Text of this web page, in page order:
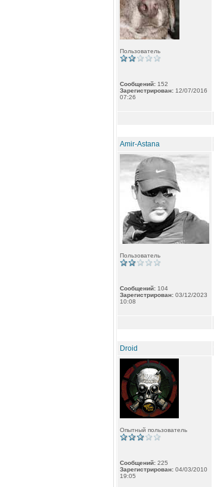
Пользователь
Сообщений: 152
Зарегистрирован: 12/07/2016
07:26
Amir-Astana
Пользователь
Сообщений: 104
Зарегистрирован: 03/12/2023
10:08
Droid
Опытный пользователь
Сообщений: 225
Зарегистрирован: 04/03/2010
19:05